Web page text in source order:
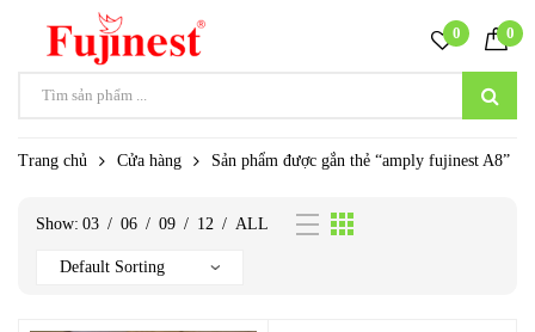
0 0
Trang chủ Cửa hàng Sản phẩm được gắn thẻ “amply fujinest A8”
Show: 03 / 06 / 09 / 12 / ALL